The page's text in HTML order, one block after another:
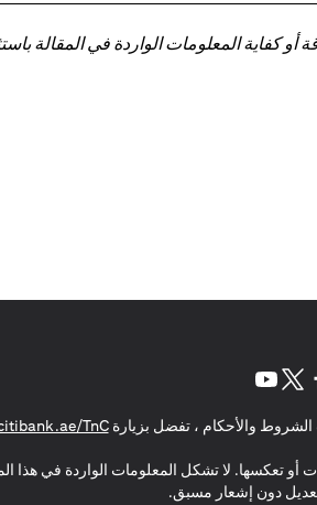
المعلومات الواردة في المقالة
والأحكام ، تفضل بزيارةTnC
أو تعكسها. لا تشكل المعلومات الواردة في هذا
دون إشعار مسبق.